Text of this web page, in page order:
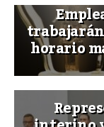
horario